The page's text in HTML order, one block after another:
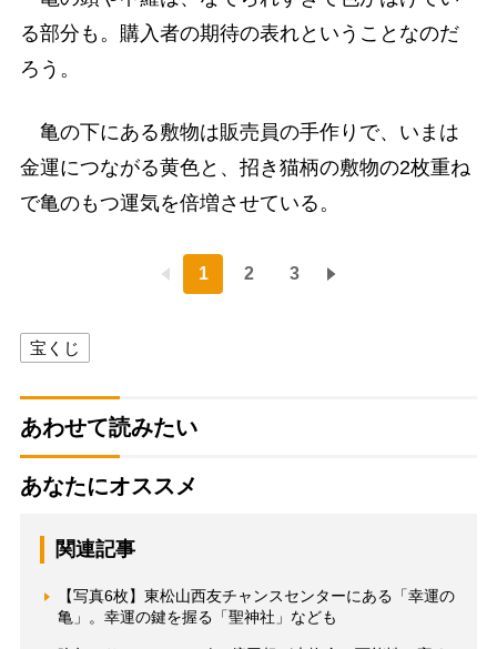
る部分も。購入者の期待の表れということなのだ
ろう。
亀の下にある敷物は販売員の手作りで、いまは
金運につながる黄色と、招き猫柄の敷物の2枚重ね
で亀のもつ運気を倍増させている。
1 2 3
宝くじ
あわせて読みたい
あなたにオススメ
関連記事
【写真6枚】東松山西友チャンスセンターにある「幸運の
亀」。幸運の鍵を握る「聖神社」なども